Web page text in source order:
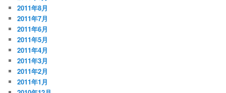
2011年8月
2011年7月
2011年6月
2011年5月
2011年4月
2011年3月
2011年2月
2011年1月